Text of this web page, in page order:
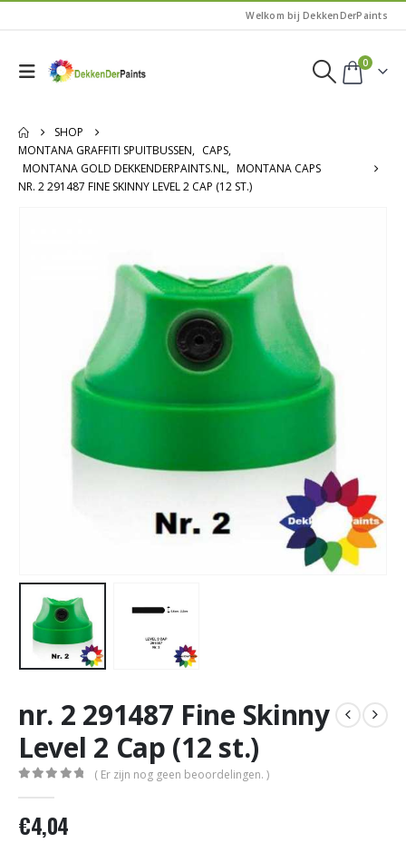
Welkom bij DekkenDerPaints
0
SHOP
MONTANA GRAFFITI SPUITBUSSEN, CAPS,
MONTANA GOLD DEKKENDERPAINTS.NL, MONTANA CAPS
NR. 2 291487 FINE SKINNY LEVEL 2 CAP (12 ST.)
nr. 2 291487 Fine Skinny
Level 2 Cap (12 st.)
( Er zijn nog geen beoordelingen. )
€4,04